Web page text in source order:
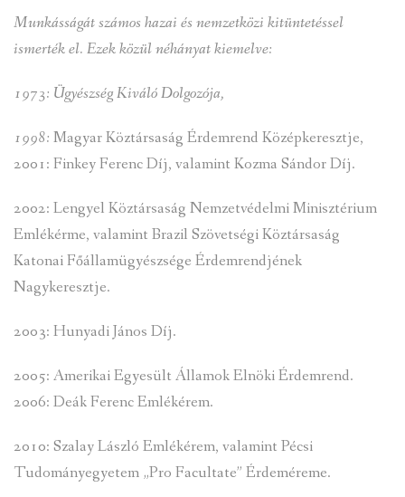
Munkásságát számos hazai és nemzetközi kitüntetéssel
ismerték el. Ezek közül néhányat kiemelve:
1973: Ügyészség Kiváló Dolgozója,
1998: Magyar Köztársaság Érdemrend Középkeresztje,
2001: Finkey Ferenc Díj, valamint Kozma Sándor Díj.
2002: Lengyel Köztársaság Nemzetvédelmi Minisztérium
Emlékérme, valamint Brazil Szövetségi Köztársaság
Katonai Főállamügyészsége Érdemrendjének
Nagykeresztje.
2003: Hunyadi János Díj.
2005: Amerikai Egyesült Államok Elnöki Érdemrend.
2006: Deák Ferenc Emlékérem.
2010: Szalay László Emlékérem, valamint Pécsi
Tudományegyetem „Pro Facultate” Érdeméreme.